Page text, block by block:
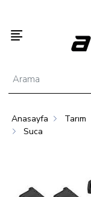
Anasayfa Tarım
Suca